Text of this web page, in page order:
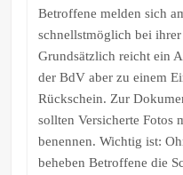
Betroffene melden sich
schnellstmöglich bei
Grundsätzlich reicht ein
der BdV aber zu einem
Rückschein. Zur
sollten Versicherte Fotos
benennen. Wichtig ist:
beheben Betroffene die